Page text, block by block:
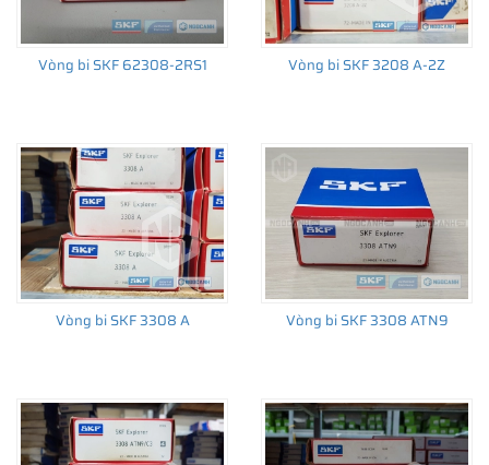
• Vòng bi SKF chính hãng, Những lưu ý cơ bản trước khi mua hàng
•Xuất xứ vòng bi SKF chính hãng ở đâu?
•Chất lượng vòng bi SKF chính hãng
Vòng bi SKF 62308-2RS1 Vòng bi SKF 3208 A-2Z
Vòng bi SKF 3308 A Vòng bi SKF 3308 ATN9